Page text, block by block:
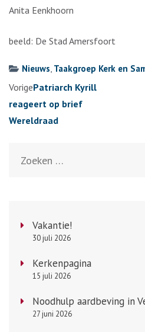
Anita Eenkhoorn
beeld: De Stad Amersfoort
Nieuws, Taakgroep Kerk en
Berichtennavigatie
VorigePatriarch Kyrill
reageert op brief
Wereldraad
Vakantie!
30 juli 2026
Kerkenpagina
15 juli 2026
Noodhulp aardbeving in
27 juni 2026